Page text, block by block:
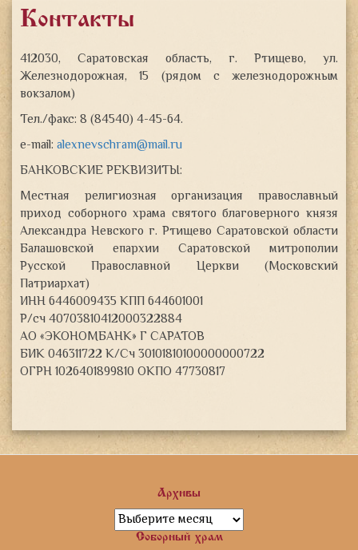
Контакты
412030, Саратовская область, г. Ртищево, ул.
Железнодорожная, 15 (рядом с железнодорожным
вокзалом)
Тел./факс: 8 (84540) 4-45-64.
e-mail: alexnevschram@mail.ru
БАНКОВСКИЕ РЕКВИЗИТЫ:
Местная религиозная организация православный
приход соборного храма святого благоверного князя
Александра Невского г. Ртищево Саратовской области
Балашовской епархии Саратовской митрополии
Русской Православной Церкви (Московский
Патриархат)
ИНН 6446009435 КПП 644601001
Р/сч 40703810412000322884
АО «ЭКОНОМБАНК» Г САРАТОВ
БИК 046311722 К/Сч 30101810100000000722
ОГРН 1026401899810 ОКПО 47730817
Архивы
Архивы
Соборный храм